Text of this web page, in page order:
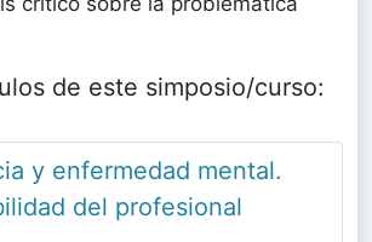
de este simposio/curso:
y enfermedad mental.
del profesional